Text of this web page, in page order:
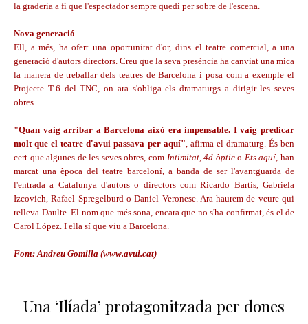
la graderia a fi que l'espectador sempre quedi per sobre de l'escena.
Nova generació
Ell, a més, ha ofert una oportunitat d'or, dins el teatre comercial, a una
generació d'autors directors. Creu que la seva presència ha canviat una mica
la manera de treballar dels teatres de Barcelona i posa com a exemple el
Projecte T-6 del TNC, on ara s'obliga els dramaturgs a dirigir les seves
obres.
"Quan vaig arribar a Barcelona això era impensable. I vaig predicar
molt que el teatre d'avui passava per aquí", afirma el dramaturg. És ben
cert que algunes de les seves obres, com Intimitat,4d òptico Ets aquí, han
marcat una època del teatre barceloní, a banda de ser l'avantguarda de
l'entrada a Catalunya d'autors o directors com Ricardo Bartís, Gabriela
Izcovich, Rafael Spregelburd o Daniel Veronese. Ara haurem de veure qui
relleva Daulte. El nom que més sona, encara que no s'ha confirmat, és el de
Carol López. I ella sí que viu a Barcelona.
Font: Andreu Gomilla (www.avui.cat)
Una ‘Ilíada’ protagonitzada per dones